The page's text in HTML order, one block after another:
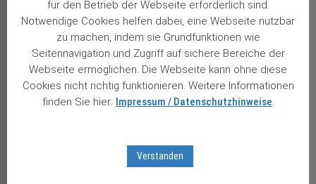
anders? Schreiben Sie mir bitteeinfach hier…
Weitere Leserzuschriften:
Meine Aktien vererben – aber wie?
Ein Gruß aus Kanada …
3 Kilo edelste Schweizer Schokolade
für den Betrieb der Webseite erforderlich sind.
Notwendige Cookies helfen dabei, eine Webseite nutzbar
zu machen, indem sie Grundfunktionen wie
Seitennavigation und Zugriff auf sichere Bereiche der
Webseite ermöglichen. Die Webseite kann ohne diese
Cookies nicht richtig funktionieren. Weitere Informationen
finden Sie hier: Impressum / Datenschutzhinweise.
Verstanden